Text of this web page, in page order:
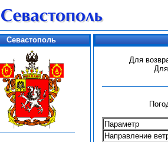
Севастополь
Для
Параметр
Направление